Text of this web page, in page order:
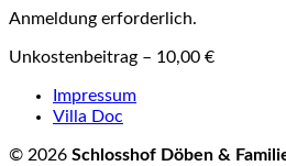
Anmeldung erforderlich.
Unkostenbeitrag – 10,00 €
Impressum
Villa Doc
© 2026 Schlosshof Döben &